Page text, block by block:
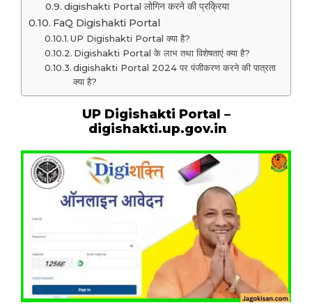
digishakti Portal लोगिन करने की प्रक्रिया
FaQ Digishakti Portal
UP Digishakti Portal क्या है?
Digishakti Portal के लाभ तथा विशेषताएं क्या है?
digishakti Portal 2024 पर पंजीकरण करने की पात्रता
क्या है?
UP Digishakti Portal –
digishakti.up.gov.in